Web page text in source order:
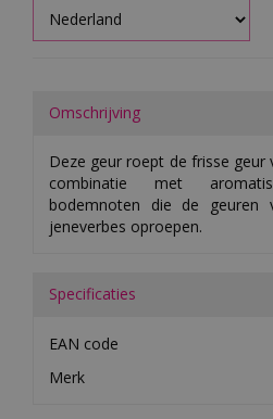
Omschrijving
Deze geur roept de frisse geur
combinatie met
bodemnoten die de geuren
jeneverbes oproepen.
Specificaties
EAN code
Merk